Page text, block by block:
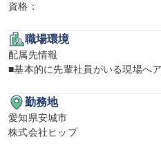
資格：
職場環境
配属先情報
■基本的に先輩社員がいる現場へ
勤務地
愛知県安城市
株式会社ヒップ